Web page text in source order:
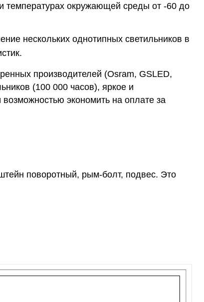
температурах окружающей среды от -60 до
нескольких однотипных светильников в
производителей (Osram, GSLED,
(100 000 часов), яркое и
экономить на оплате за
поворотный, рым-болт, подвес. Это